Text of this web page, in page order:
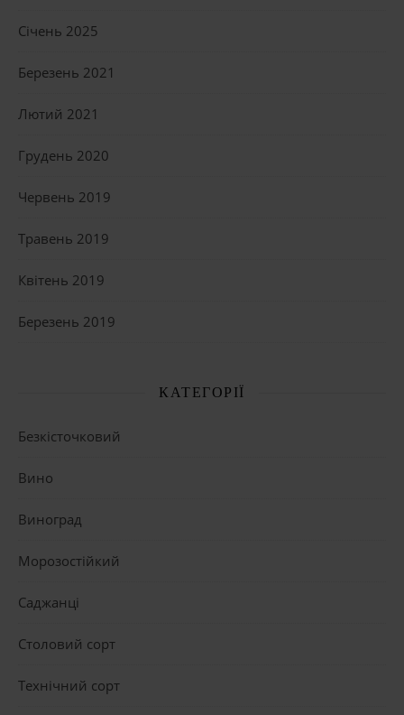
Січень 2025
Березень 2021
Лютий 2021
Грудень 2020
Червень 2019
Травень 2019
Квітень 2019
Березень 2019
КАТЕГОРІЇ
Безкісточковий
Вино
Виноград
Морозостійкий
Саджанці
Столовий сорт
Технічний сорт